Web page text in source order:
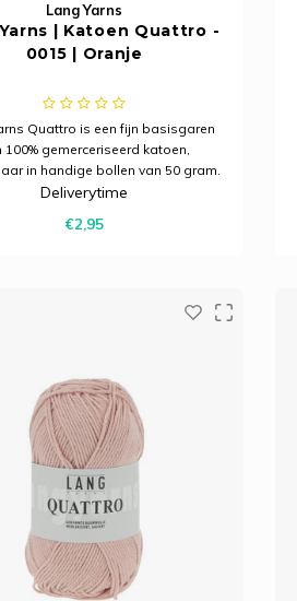
Lang Yarns
| Katoen Quattro -
0015 | Oranje
Quattro is een fijn basisgaren
100% gemerceriseerd katoen,
in handige bollen van 50 gram.
allerlei brei- en haakprojecten
resultaat.
Deliverytime
€2,95